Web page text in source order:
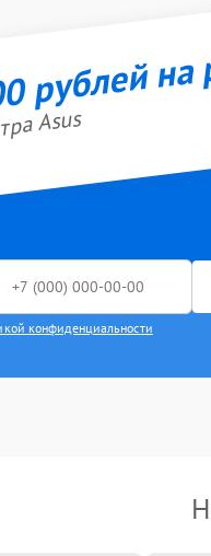
рублей
Asus
конфиденциальности